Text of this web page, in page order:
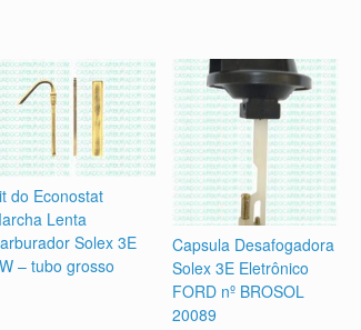
do Econostat
Lenta
Solex 3E
– tubo grosso
Capsula Desafogadora
Solex 3E Eletrônico
FORD nº BROSOL
20089